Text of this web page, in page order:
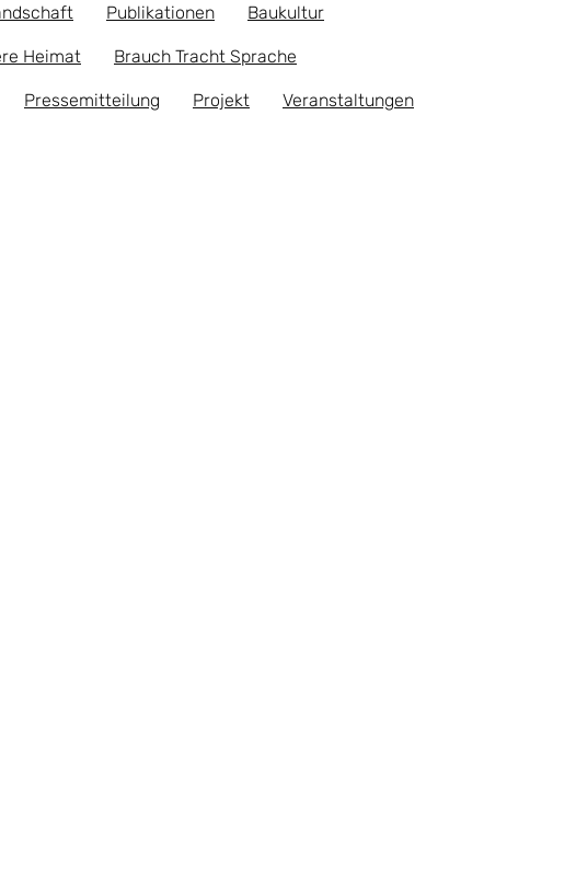
Publikationen Baukultur
Heimat Brauch Tracht Sprache
Pressemitteilung Projekt Veranstaltungen